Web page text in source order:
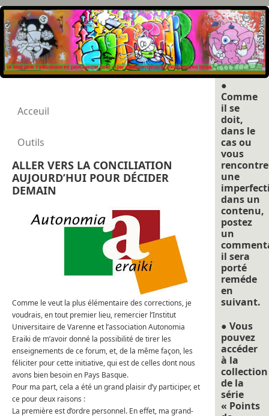
Acceuil
Outils
ALLER VERS LA CONCILIATION
AUJOURD’HUI POUR DÉCIDER
DEMAIN
Comme le veut la plus élémentaire des corrections, je
voudrais, en tout premier lieu, remercier l’Institut
Universitaire de Varenne et l’association Autonomia
Eraiki de m’avoir donné la possibilité de tirer les
enseignements de ce forum, et, de la même façon, les
féliciter pour cette initiative, qui est de celles dont nous
avons bien besoin en Pays Basque.
Pour ma part, cela a été un grand plaisir d’y participer, et
ce pour deux raisons :
La première est d’ordre personnel. En effet, ma grand-
●
Comme
il se
doit,
dans le
cas ou
vous
une
dans un
contenu,
postez
un
il sera
porté
reméde
en
suivant.
● Vous
pouvez
accéder
à la
collection
de la
série
« Points